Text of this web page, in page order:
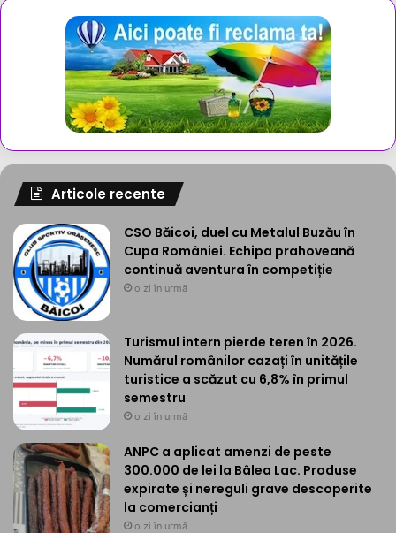
Articole recente
CSO Băicoi, duel cu Metalul Buzău în
Cupa României. Echipa prahoveană
continuă aventura în competiție
o zi în urmă
Turismul intern pierde teren în 2026.
Numărul românilor cazați în unitățile
turistice a scăzut cu 6,8% în primul
semestru
o zi în urmă
ANPC a aplicat amenzi de peste
300.000 de lei la Bâlea Lac. Produse
expirate și nereguli grave descoperite
la comercianți
o zi în urmă